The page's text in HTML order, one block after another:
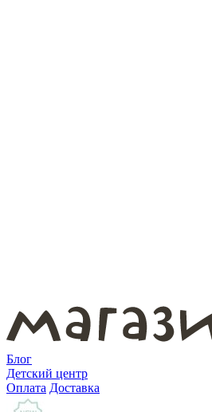
Блог
Детский центр
Оплата Доставка